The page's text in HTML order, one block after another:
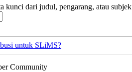
kunci dari judul, pengarang, atau subjek
untuk SLiMS?
Community